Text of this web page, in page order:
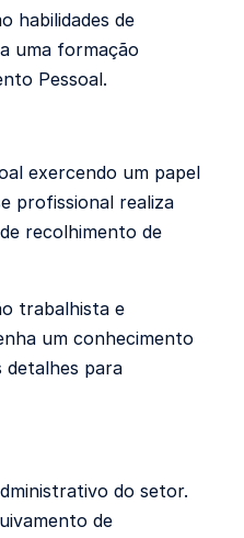
habilidades de
uma formação
Pessoal.
exercendo um papel
profissional realiza
recolhimento de
trabalhista e
um conhecimento
detalhes para
do setor.
de